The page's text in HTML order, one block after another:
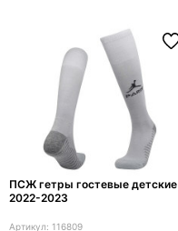
ПСЖ гетры гостевые детские
2022-2023
116809